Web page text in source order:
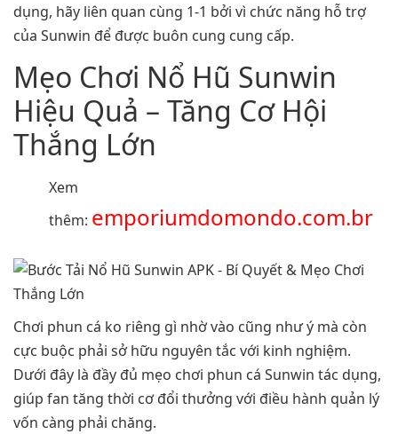
dụng, hãy liên quan cùng 1-1 bởi vì chức năng hỗ trợ
của Sunwin để được buôn cung cung cấp.
Mẹo Chơi Nổ Hũ Sunwin
Hiệu Quả – Tăng Cơ Hội
Thắng Lớn
Xem
thêm: emporiumdomondo.com.br
Chơi phun cá ko riêng gì nhờ vào cũng như ý mà còn
cực buộc phải sở hữu nguyên tắc với kinh nghiệm.
Dưới đây là đầy đủ mẹo chơi phun cá Sunwin tác dụng,
giúp fan tăng thời cơ đổi thưởng với điều hành quản lý
vốn càng phải chăng.